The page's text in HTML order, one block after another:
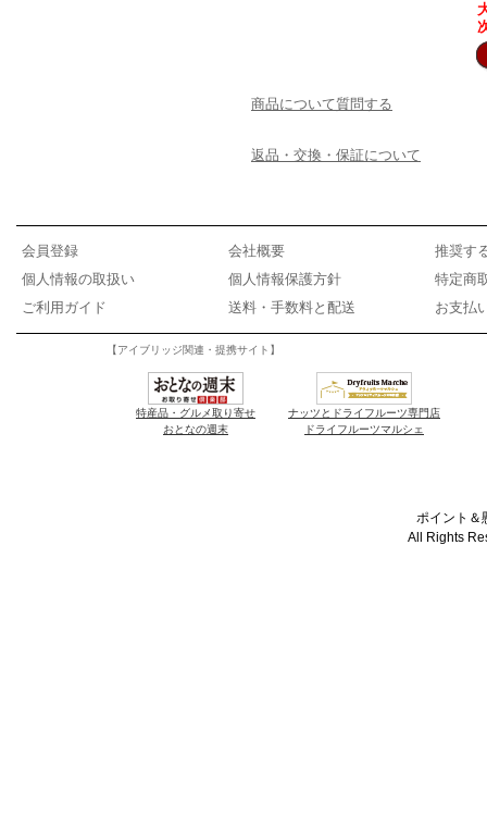
商品について質問する
返品・交換・保証について
会員登録 会社概要
推奨す
個人情報の取扱い
個人情報保護方針
特定商
ご利用ガイド
送料・手数料と配送 お支払
【アイブリッジ関連・提携サイト】
特産品・グルメ取り寄せ
おとなの週末
ナッツとドライフルーツ専門店
ドライフルーツマルシェ
ポイント＆
All Rights